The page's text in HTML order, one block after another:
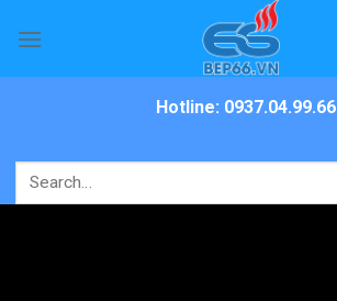
Hotline: 0937.04.99.66
Search
for: